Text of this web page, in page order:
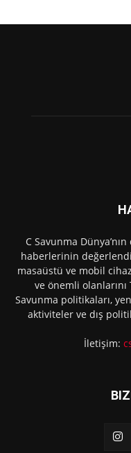
C Savunma
haberlerinin
masaüstü ve mobil
ve önemli
Savunma politikaları,
aktiviteler ve dış
İletişim: